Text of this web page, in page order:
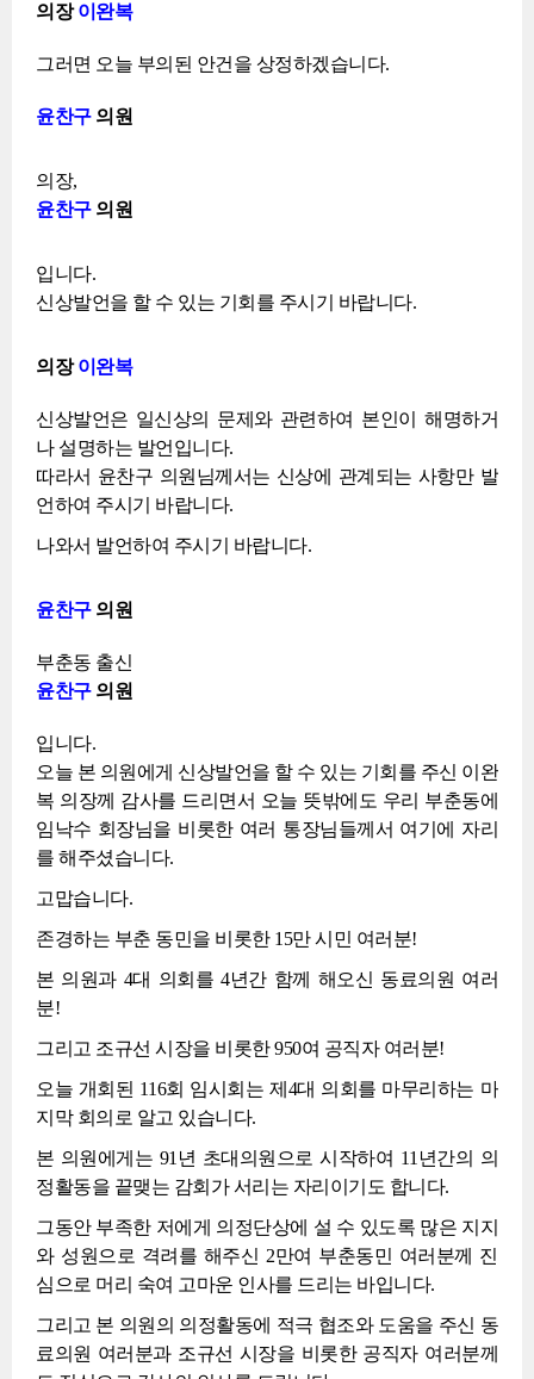
의장이완복
그러면 오늘 부의된 안건을 상정하겠습니다.
윤찬구의원
의장,
윤찬구의원
입니다.
신상발언을 할 수 있는 기회를 주시기 바랍니다.
의장이완복
신상발언은 일신상의 문제와 관련하여 본인이 해명하거
나 설명하는 발언입니다.
따라서 윤찬구 의원님께서는 신상에 관계되는 사항만 발
언하여 주시기 바랍니다.
나와서 발언하여 주시기 바랍니다.
윤찬구의원
부춘동 출신
윤찬구의원
입니다.
오늘 본 의원에게 신상발언을 할 수 있는 기회를 주신 이완
복 의장께 감사를 드리면서 오늘 뜻밖에도 우리 부춘동에
임낙수 회장님을 비롯한 여러 통장님들께서 여기에 자리
를 해주셨습니다.
고맙습니다.
존경하는 부춘 동민을 비롯한 15만 시민 여러분!
본 의원과 4대 의회를 4년간 함께 해오신 동료의원 여러
분!
그리고 조규선 시장을 비롯한 950여 공직자 여러분!
오늘 개회된 116회 임시회는 제4대 의회를 마무리하는 마
지막 회의로 알고 있습니다.
본 의원에게는 91년 초대의원으로 시작하여 11년간의 의
정활동을 끝맺는 감회가 서리는 자리이기도 합니다.
그동안 부족한 저에게 의정단상에 설 수 있도록 많은 지지
와 성원으로 격려를 해주신 2만여 부춘동민 여러분께 진
심으로 머리 숙여 고마운 인사를 드리는 바입니다.
그리고 본 의원의 의정활동에 적극 협조와 도움을 주신 동
료의원 여러분과 조규선 시장을 비롯한 공직자 여러분께